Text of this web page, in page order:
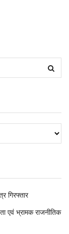
गिरफ्तार
एवं भ्रामक राजनीतिक